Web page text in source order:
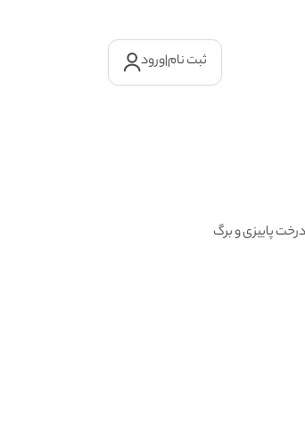
ثبت نام|ورود